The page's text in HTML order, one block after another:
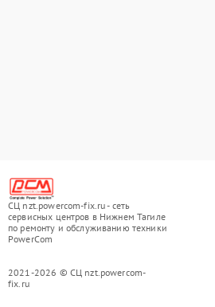
СЦ nzt.powercom-fix.ru - сеть
сервисных центров в Нижнем Тагиле
по ремонту и обслуживанию техники
PowerCom
2021-2026 © СЦ nzt.powercom-
fix.ru